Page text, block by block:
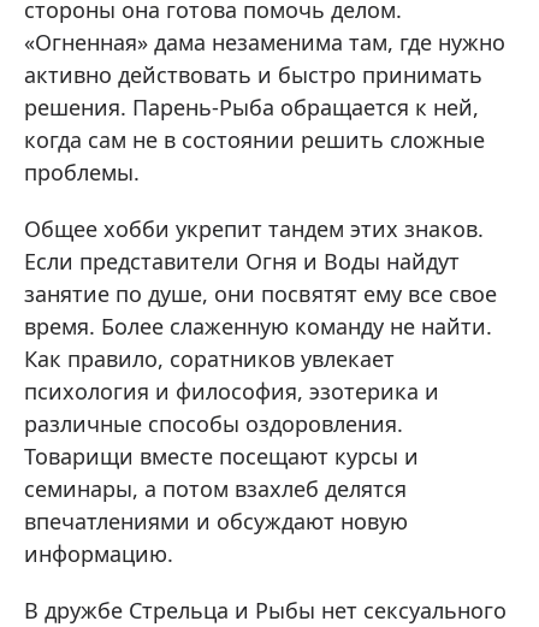
стороны она готова помочь делом.
«Огненная» дама незаменима там, где нужно
активно действовать и быстро принимать
решения. Парень-Рыба обращается к ней,
когда сам не в состоянии решить сложные
проблемы.
Общее хобби укрепит тандем этих знаков.
Если представители Огня и Воды найдут
занятие по душе, они посвятят ему все свое
время. Более слаженную команду не найти.
Как правило, соратников увлекает
психология и философия, эзотерика и
различные способы оздоровления.
Товарищи вместе посещают курсы и
семинары, а потом взахлеб делятся
впечатлениями и обсуждают новую
информацию.
В дружбе Стрельца и Рыбы нет сексуального